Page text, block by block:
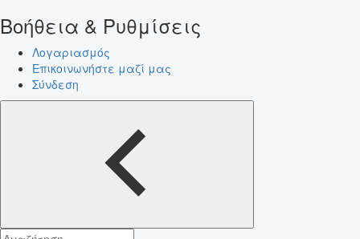
Βοήθεια & Ρυθμίσεις
Λογαριασμός
Επικοινωνήστε μαζί μας
Σύνδεση